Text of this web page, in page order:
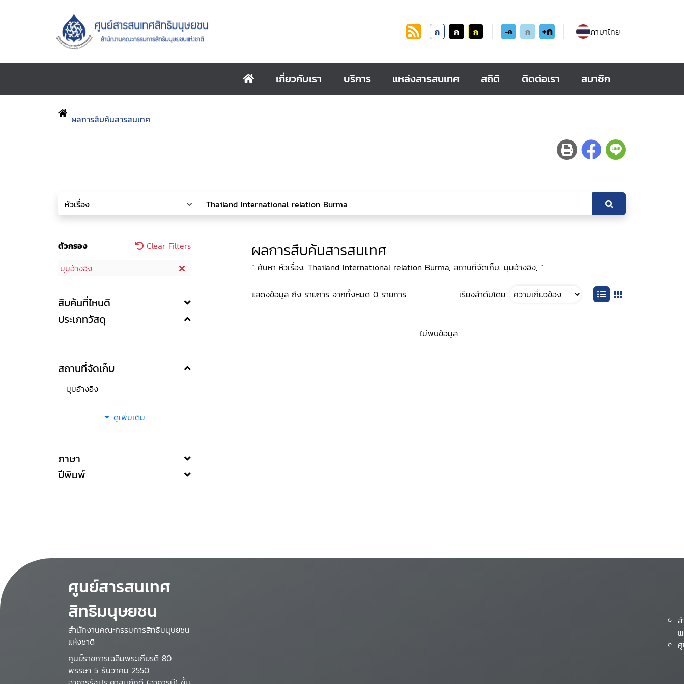
ก ก ก -ก ก +ก ภาษาไทย
เกี่ยวกับเรา บริการ แหล่งสารสนเทศ สถิติ ติดต่อเรา สมาชิก
ผลการสืบค้นสารสนเทศ
ตัวกรอง
Clear Filters
มุมอ้างอิง
สืบค้นที่ไหนดี
ประเภทวัสดุ
สถานที่จัดเก็บ
มุมอ้างอิง
ดูเพิ่มเติม
ภาษา
ปีพิมพ์
ผลการสืบค้นสารสนเทศ
“ ค้นหา หัวเรื่อง: Thailand International relation Burma, สถานที่จัดเก็บ: มุมอ้างอิง, ”
แสดงข้อมูล ถึง รายการ จากทั้งหมด 0 รายการ เรียงลำดับโดย
ไม่พบข้อมูล
ศูนย์สารสนเทศ
สิทธิมนุษยชน
สำนักงานคณะกรรมการสิทธิมนุษยชน
แห่งชาติ
ศูนย์ราชการเฉลิมพระเกียรติ 80
พรรษา 5 ธันวาคม 2550